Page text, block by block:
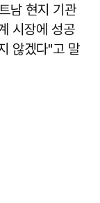
남 현지 기관
시장에 성공
않겠다"고 말